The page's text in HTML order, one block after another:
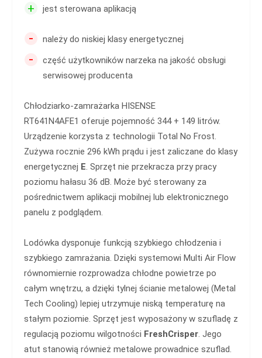
+ jest sterowana aplikacją
- należy do niskiej klasy energetycznej
-
część użytkowników narzeka na jakość obsługi
serwisowej producenta
Chłodziarko-zamrażarka HISENSE
RT641N4AFE1 oferuje pojemność 344 + 149 litrów.
Urządzenie korzysta z technologii Total No Frost.
Zużywa rocznie 296 kWh prądu i jest zaliczane do klasy
energetycznej E. Sprzęt nie przekracza przy pracy
poziomu hałasu 36 dB. Może być sterowany za
pośrednictwem aplikacji mobilnej lub elektronicznego
panelu z podglądem.
Lodówka dysponuje funkcją szybkiego chłodzenia i
szybkiego zamrażania. Dzięki systemowi Multi Air Flow
równomiernie rozprowadza chłodne powietrze po
całym wnętrzu, a dzięki tylnej ścianie metalowej (Metal
Tech Cooling) lepiej utrzymuje niską temperaturę na
stałym poziomie. Sprzęt jest wyposażony w szufladę z
regulacją poziomu wilgotności FreshCrisper. Jego
atut stanowią również metalowe prowadnice szuflad.